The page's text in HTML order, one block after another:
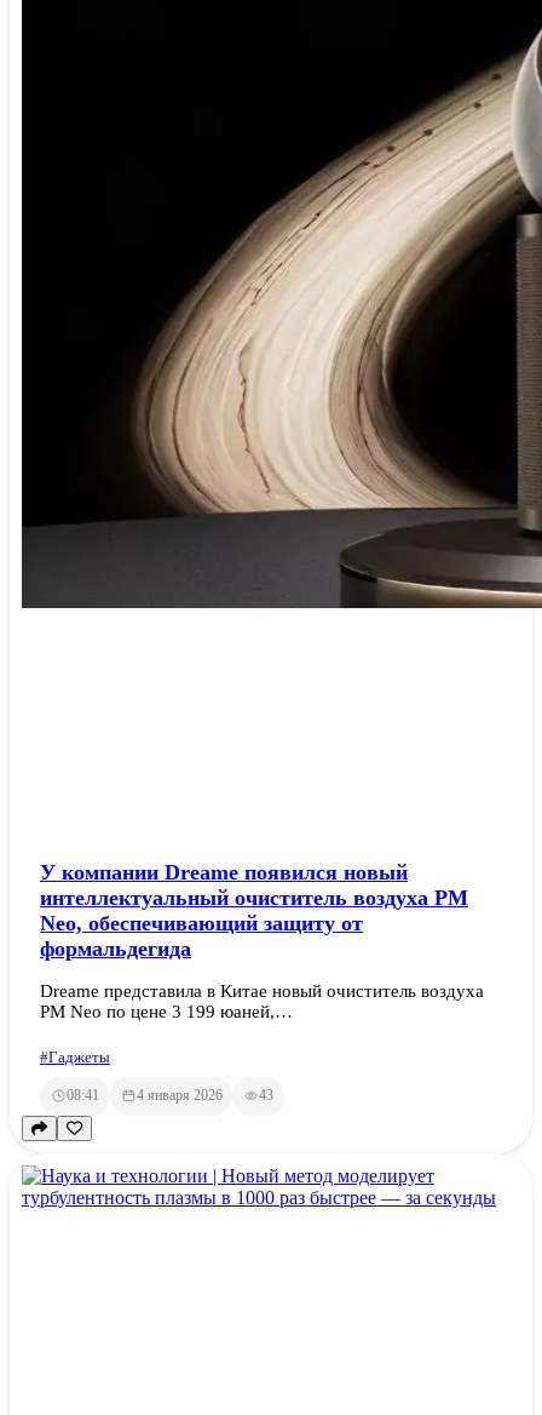
У компании Dreame появился новый
интеллектуальный очиститель воздуха PM
Neo, обеспечивающий защиту от
формальдегида
Dreame представила в Китае новый очиститель воздуха
PM Neo по цене 3 199 юаней,…
#Гаджеты
08:41 4 января 2026 43